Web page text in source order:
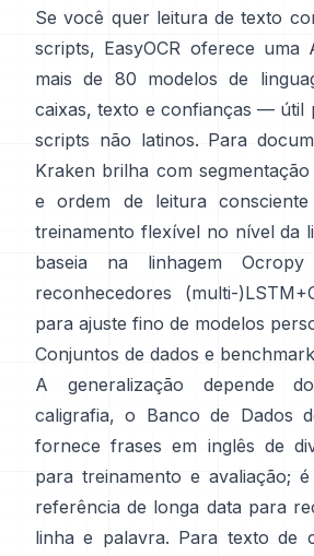
Se você quer leitura de texto
scripts, EasyOCR oferece uma
mais de 80 modelos de
caixas, texto e confianças — útil
scripts não latinos. Para
Kraken brilha com
e ordem de leitura
treinamento flexível no nível da
baseia na linhagem
reconhecedores (multi-
para ajuste fino de modelos
Conjuntos de dados e
A generalização depende
caligrafia, o Banco de Dados
fornece frases em inglês de
para treinamento e avaliação;
referência de longa data para
linha e palavra. Para texto de